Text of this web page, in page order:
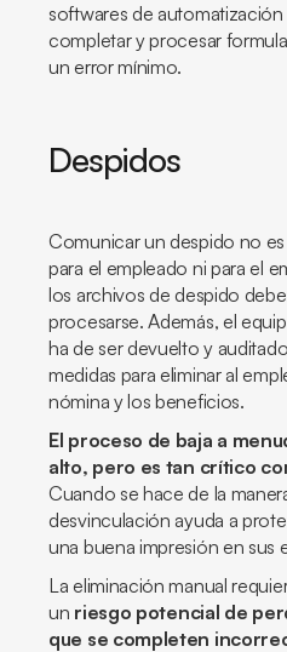
softwares de
completar y procesar
un error mínimo.
Despidos
Comunicar un despido no
para el empleado ni para el
los archivos de despido
procesarse. Además, el
ha de ser devuelto y
medidas para eliminar al
nómina y los beneficios.
El proceso de baja a
alto, pero es tan crítico
Cuando se hace de la
desvinculación ayuda a
una buena impresión en sus
La eliminación manual
un riesgo potencial de
que se completen